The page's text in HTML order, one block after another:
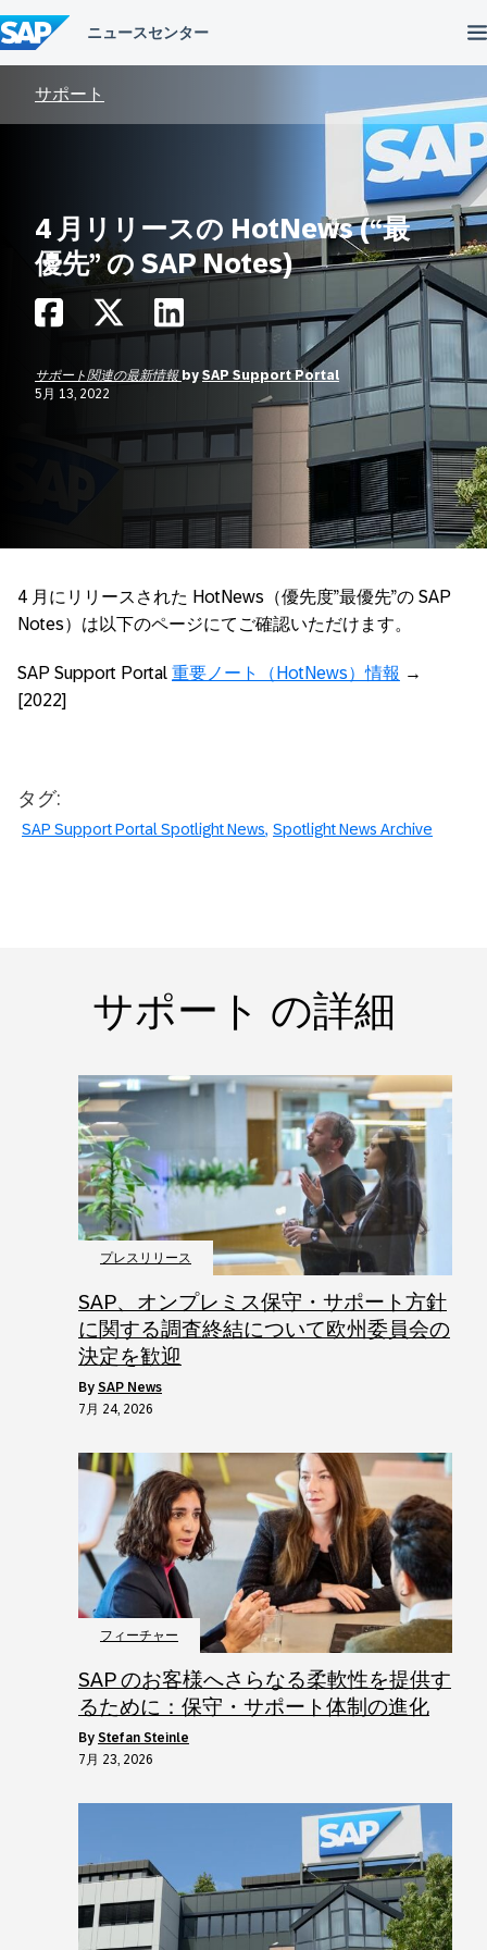
ン
テ
ン
サポート
4 月リリースの HotNews (“最
優先” の SAP Notes)
サポート関連の最新情報 bySAP Support Portal
5月 13, 2022
4 月にリリースされた HotNews（優先度”最優先”の SAP
Notes）は以下のページにてご確認いただけます。
SAP Support Portal 重要ノート（HotNews）情報 →
[2022]
タグ:
SAP Support Portal Spotlight News Spotlight News Archive
サポート の詳細
プレスリリース
SAP、オンプレミス保守・サポート方針
に関する調査終結について欧州委員会の
決定を歓迎
by SAP News
7月 24, 2026
フィーチャー
SAP のお客様へさらなる柔軟性を提供す
るために：保守・サポート体制の進化
by Stefan Steinle
7月 23, 2026